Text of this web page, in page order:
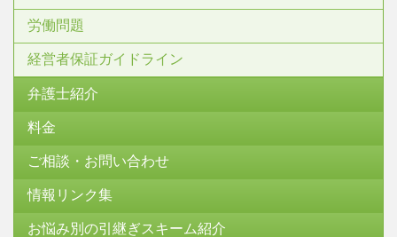
労働問題
経営者保証ガイドライン
弁護士紹介
料金
ご相談・お問い合わせ
情報リンク集
お悩み別の引継ぎスキーム紹介